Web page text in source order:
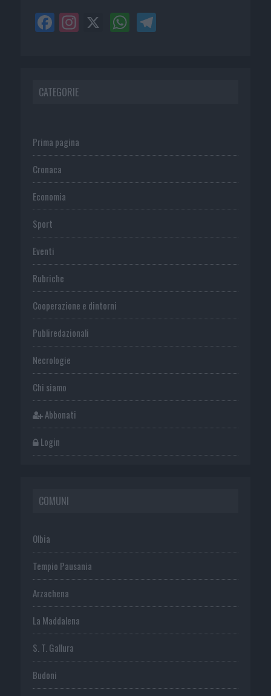
CATEGORIE
Prima pagina
Cronaca
Economia
Sport
Eventi
Rubriche
Cooperazione e dintorni
Publiredazionali
Necrologie
Chi siamo
Abbonati
Login
COMUNI
Olbia
Tempio Pausania
Arzachena
La Maddalena
S. T. Gallura
Budoni